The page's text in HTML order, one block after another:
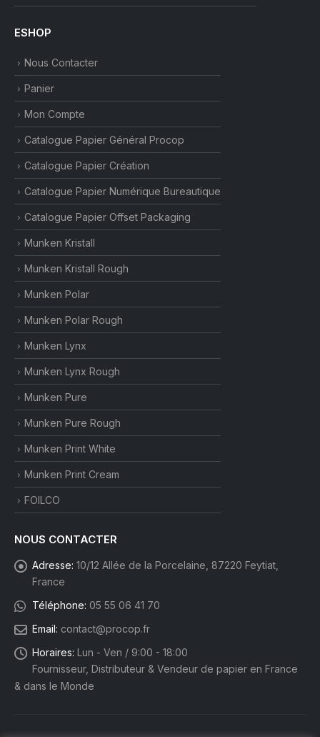
ESHOP
Nous Contacter
Panier
Mon Compte
Catalogue Papier Général Procop
Catalogue Papier Création
Catalogue Papier Numérique Bureautique
Catalogue Papier Offset Packaging
Munken Kristall
Munken Kristall Rough
Munken Polar
Munken Polar Rough
Munken Lynx
Munken Lynx Rough
Munken Pure
Munken Pure Rough
Munken Print White
Munken Print Cream
FOILCO
NOUS CONTACTER
Adresse: 10/12 Allée de la Porcelaine, 87220 Feytiat,
France
Téléphone: 05 55 06 41 70
Email: contact@procop.fr
Horaires: Lun - Ven / 9:00 - 18:00
Fournisseur, Distributeur & Vendeur de papier en France
& dans le Monde